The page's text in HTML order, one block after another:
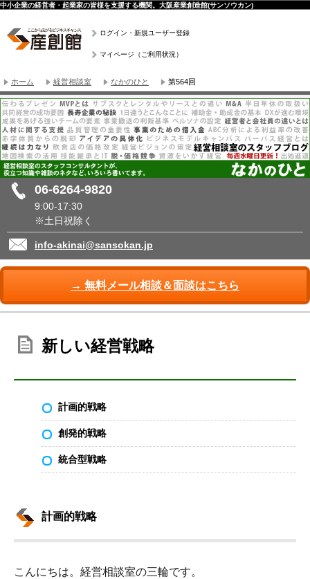
中小企業の経営者・起業家の皆様を支援する機関。大阪産業創造館(サンソウカン)
ログイン・新規ユーザー登録
マイページ（ご利用状況）
ホーム 経営相談室 なかのひと 第564回
06-6264-9820
9:00-17:30
※土日祝除く
info-akinai@sansokan.jp
→ 無料メール相談＆面談はこちら
新しい経営戦略
計画的戦略
創発的戦略
統合型戦略
計画的戦略
こんにちは。経営相談室の三輪です。